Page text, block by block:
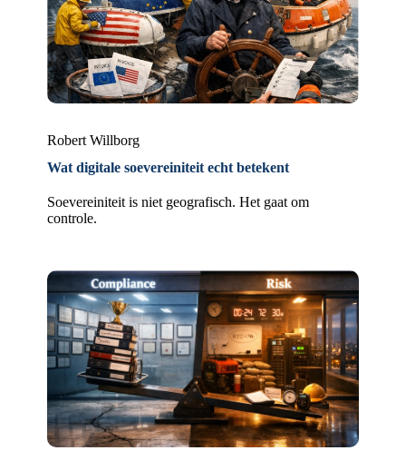
Robert Willborg
Wat digitale soevereiniteit echt betekent
Soevereiniteit is niet geografisch. Het gaat om
controle.